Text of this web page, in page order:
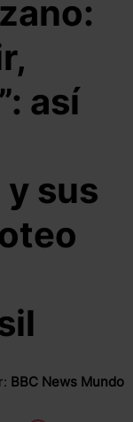
así
sus
BBC News Mundo